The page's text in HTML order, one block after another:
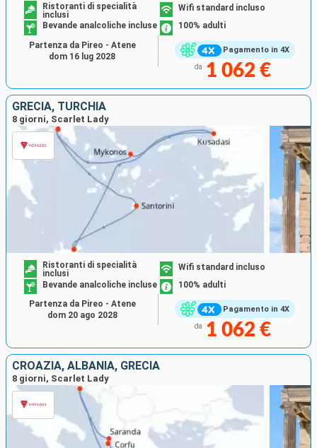
Pagamento in 4X
Ristoranti di specialità
inclusi
Wifi standard incluso
Bevande analcoliche incluse
100% adulti
da 1 062 €
Partenza da Pireo - Atene
dom 16 lug 2028
GRECIA, TURCHIA
8 giorni, Scarlet Lady
Pagamento in 4X
Ristoranti di specialità
inclusi
Wifi standard incluso
Bevande analcoliche incluse
100% adulti
da 1 062 €
Partenza da Pireo - Atene
dom 20 ago 2028
CROAZIA, ALBANIA, GRECIA
8 giorni, Scarlet Lady